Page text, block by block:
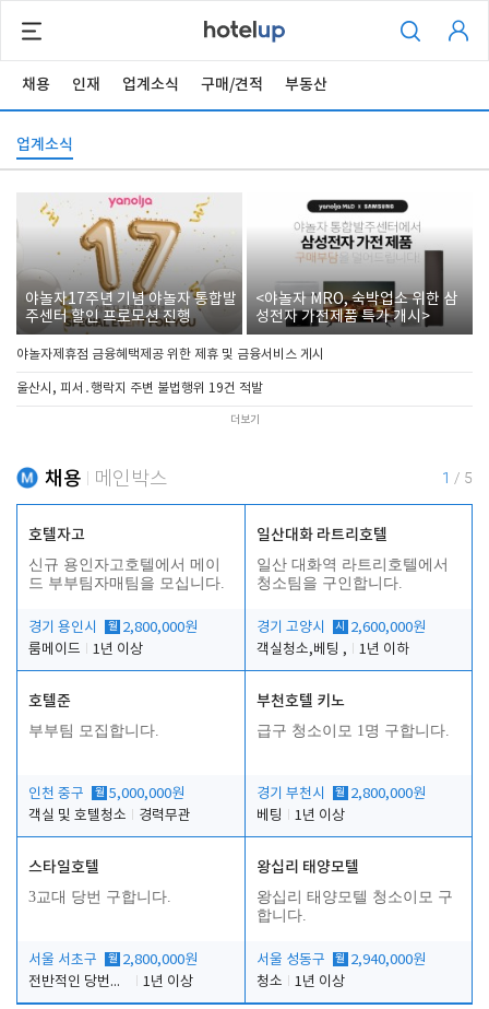
채용 인재 업계소식 구매/견적 부동산
업계소식
야놀자17주년 기념 야놀자 통합발
주센터 할인 프로모션 진행
<야놀자 MRO, 숙박업소 위한 삼
성전자 가전제품 특가 개시>
야놀자제휴점 금융혜택제공 위한 제휴 및 금융서비스 게시
울산시, 피서․행락지 주변 불법행위 19건 적발
더보기
채용 메인박스 1 / 5
호텔자고
신규 용인자고호텔에서 메이
드 부부팀자매팀을 모십니다.
경기 용인시 월 2,800,000원
룸메이드
1년 이상
일산대화 라트리호텔
일산 대화역 라트리호텔에서
청소팀을 구인합니다.
경기 고양시 시
2,600,000원
객실청소,베팅 ,
1년 이하
호텔준
부부팀 모집합니다.
인천 중구 월 5,000,000원
객실 및 호텔청소
경력무관
부천호텔 키노
급구 청소이모 1명 구합니다.
경기 부천시 월 2,800,000원
베팅
1년 이상
스타일호텔
3교대 당번 구합니다.
서울 서초구 월 2,800,000원
전반적인 당번업무
1년 이상
왕십리 태양모텔
왕십리 태양모텔 청소이모 구
합니다.
서울 성동구 월 2,940,000원
청소
1년 이상